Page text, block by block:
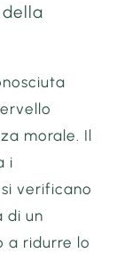
morale. Il
i
verificano
di un
a ridurre lo